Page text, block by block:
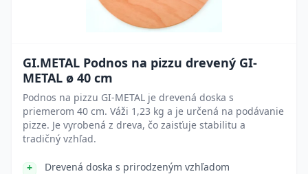
GI.METAL Podnos na pizzu drevený GI-
METAL ø 40 cm
Podnos na pizzu GI-METAL je drevená doska s
priemerom 40 cm. Váži 1,23 kg a je určená na podávanie
pizze. Je vyrobená z dreva, čo zaisťuje stabilitu a
tradičný vzhľad.
Drevená doska s prirodzeným vzhľadom